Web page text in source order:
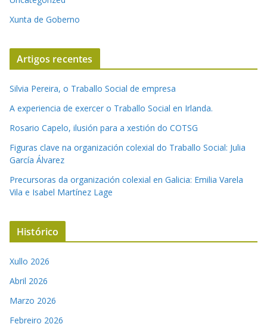
Xunta de Goberno
Artigos recentes
Silvia Pereira, o Traballo Social de empresa
A experiencia de exercer o Traballo Social en Irlanda.
Rosario Capelo, ilusión para a xestión do COTSG
Figuras clave na organización colexial do Traballo Social: Julia
García Álvarez
Precursoras da organización colexial en Galicia: Emilia Varela
Vila e Isabel Martínez Lage
Histórico
Xullo 2026
Abril 2026
Marzo 2026
Febreiro 2026